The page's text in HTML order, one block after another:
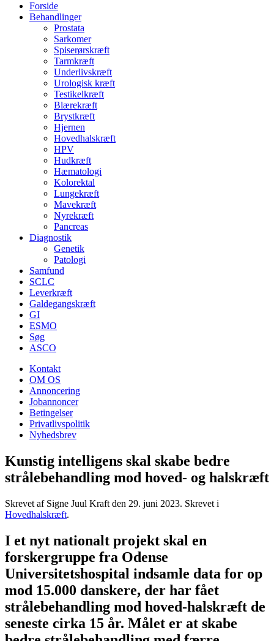
Forside
Behandlinger
Prostata
Sarkomer
Spiserørskræft
Tarmkræft
Underlivskræft
Urologisk kræft
Testikelkræft
Blærekræft
Brystkræft
Hjernen
Hovedhalskræft
HPV
Hudkræft
Hæmatologi
Kolorektal
Lungekræft
Mavekræft
Nyrekræft
Pancreas
Diagnostik
Genetik
Patologi
Samfund
SCLC
Leverkræft
Galdegangskræft
GI
ESMO
Søg
ASCO
Kontakt
OM OS
Annoncering
Jobannoncer
Betingelser
Privatlivspolitik
Nyhedsbrev
Kunstig intelligens skal skabe bedre
strålebehandling mod hoved- og halskræft
Skrevet af Signe Juul Kraft den 29. juni 2023. Skrevet i
Hovedhalskræft.
I et nyt nationalt projekt skal en
forskergruppe fra Odense
Universitetshospital indsamle data for op
mod 15.000 danskere, der har fået
strålebehandling mod hoved-halskræft de
seneste cirka 15 år. Målet er at skabe